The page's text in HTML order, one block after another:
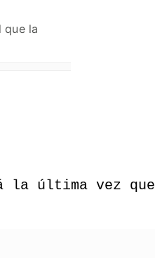
la última vez que